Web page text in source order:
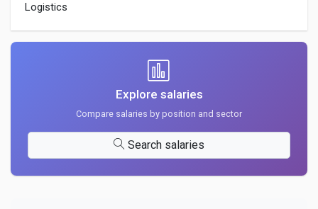
Logistics
Explore salaries
Compare salaries by position and sector
Search salaries